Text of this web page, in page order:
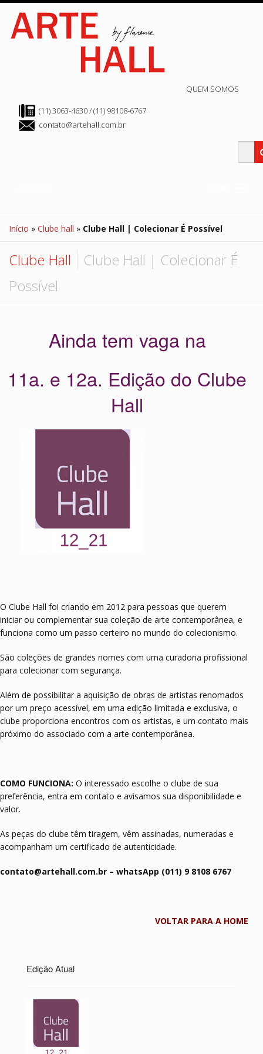
QUEM SOMOS
(11) 3063-4630 / (11) 98108-6767
contato@artehall.com.br
Edição Anteriores
Hall de Exposição
Hall de Encontros
Monte sua coleção
Contato
Início » Clube hall » Clube Hall | Colecionar É Possível
Clube Hall
Clube Hall | Colecionar É
Possível
Ainda tem vaga na
11a. e 12a. Edição do Clube
Hall
O Clube Hall foi criando em 2012 para pessoas que querem
iniciar ou complementar sua coleção de arte contemporânea, e
funciona como um passo certeiro no mundo do colecionismo.
São coleções de grandes nomes com uma curadoria profissional
para colecionar com segurança.
Além de possibilitar a aquisição de obras de artistas renomados
por um preço acessível, em uma edição limitada e exclusiva, o
clube proporciona encontros com os artistas, e um contato mais
próximo do associado com a arte contemporânea.
COMO FUNCIONA: O interessado escolhe o clube de sua
preferência, entra em contato e avisamos sua disponibilidade e
valor.
As peças do clube têm tiragem, vêm assinadas, numeradas e
acompanham um certificado de autenticidade.
contato@artehall.com.br – whatsApp (011) 9 8108 6767
VOLTAR PARA A HOME
Edição Atual